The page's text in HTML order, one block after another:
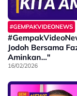
#GEMPAKVIDEONEWS
Jodoh Bersama
Aminkan..."
16/02/2026